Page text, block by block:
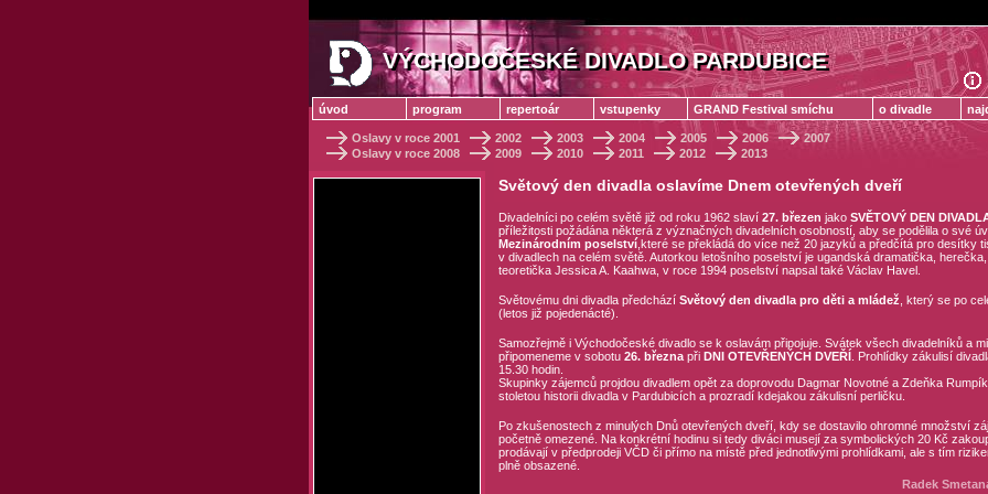
VÝCHODOČESKÉ DIVADLO PARDUBICE
VÝCHODOČESKÉ DIVADLO PARDUBICE
úvod program repertoár vstupenky GRAND Festival smíchu o divadle
Oslavy v roce 2001 2002 2003 2004 2005 2006
2007
Oslavy v roce 2008
2009 2010 2011 2012 2013
Světový den divadla oslavíme Dnem otevřených dveří
Divadelníci po celém světě již od roku 1962 slaví 27. březen jako SVĚTOVÝ DEN
příležitosti požádána některá z význačných divadelních osobností, aby se podělila o své
Mezinárodním poselství,které se překládá do více než 20 jazyků a předčítá pro desítky
v divadlech na celém světě. Autorkou letošního poselství je ugandská dramatička,
teoretička Jessica A. Kaahwa, v roce 1994 poselství napsal také Václav Havel.
Světovému dni divadla předchází Světový den divadla pro děti a mládež , který se po
(letos již pojedenácté).
Samozřejmě i Východočeské divadlo se k oslavám připojuje. Svátek všech divadelníků a
připomeneme v sobotu 26. března přiDNI OTEVŘENÝCH DVEŘÍ. Prohlídky zákulisí
15.30 hodin.
Skupinky zájemců projdou divadlem opět za doprovodu Dagmar Novotné a Zdeňka
stoletou historii divadla v Pardubicích a prozradí kdejakou zákulisní perličku.
Po zkušenostech z minulých Dnů otevřených dveří, kdy se dostavilo ohromné množství
početně omezené. Na konkrétní hodinu si tedy diváci musejí za symbolických 20 Kč
prodávají v předprodeji VČD či přímo na místě před jednotlivými prohlídkami, ale s tím
plně obsazené.
Radek